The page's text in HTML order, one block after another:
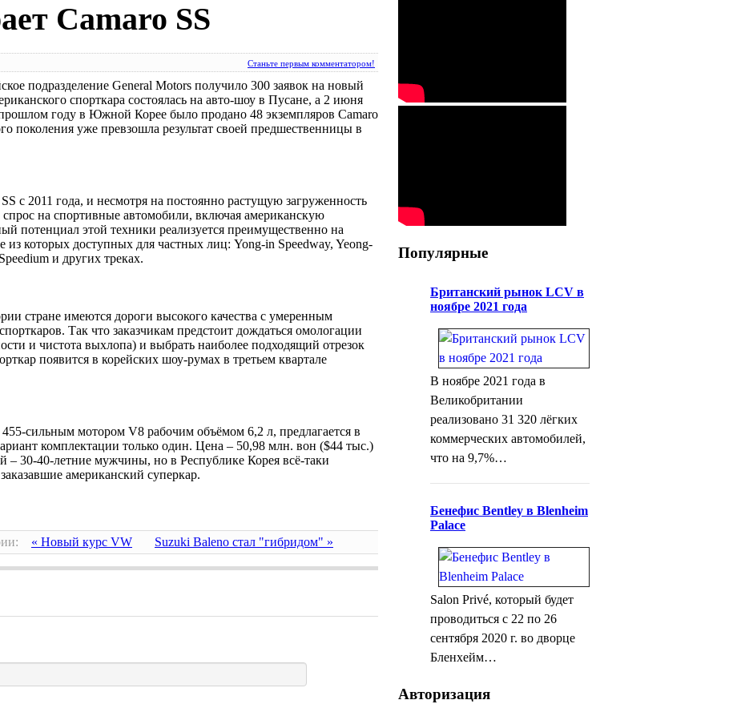
Camaro SS
Станьте первым комментатором!
подразделение General Motors получило 300 заявок на новый
спорткара состоялась на авто-шоу в Пусане, а 2 июня
году в Южной Корее было продано 48 экземпляров Camaro
поколения уже превзошла результат своей предшественницы в
с 2011 года, и несмотря на постоянно растущую загруженность
на спортивные автомобили, включая американскую
потенциал этой техники реализуется преимущественно на
которых доступных для частных лиц: Yong-in Speedway, Yeong-
и других треках.
стране имеются дороги высокого качества с умеренным
Так что заказчикам предстоит дождаться омологации
и чистота выхлопа) и выбрать наиболее подходящий отрезок
появится в корейских шоу-румах в третьем квартале
сильным мотором V8 рабочим объёмом 6,2 л, предлагается в
комплектации только один. Цена – 50,98 млн. вон ($44 тыс.)
– 30-40-летние мужчины, но в Республике Корея всё-таки
американский суперкар.
« Новый курс VW Suzuki Baleno стал "гибридом" »
Популярные
Британский рынок LCV в
ноябре 2021 года
В ноябре 2021 года в
Великобритании
реализовано 31 320 лёгких
коммерческих автомобилей,
что на 9,7%…
Бенефис Bentley в Blenheim
Palace
Salon Privé, который будет
проводиться с 22 по 26
сентября 2020 г. во дворце
Бленхейм…
Авторизация